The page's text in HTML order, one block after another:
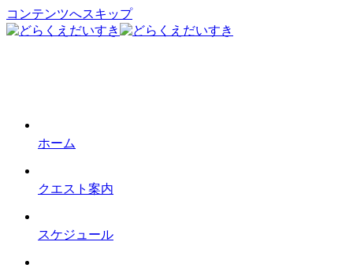
コンテンツへスキップ
ホーム
クエスト案内
スケジュール